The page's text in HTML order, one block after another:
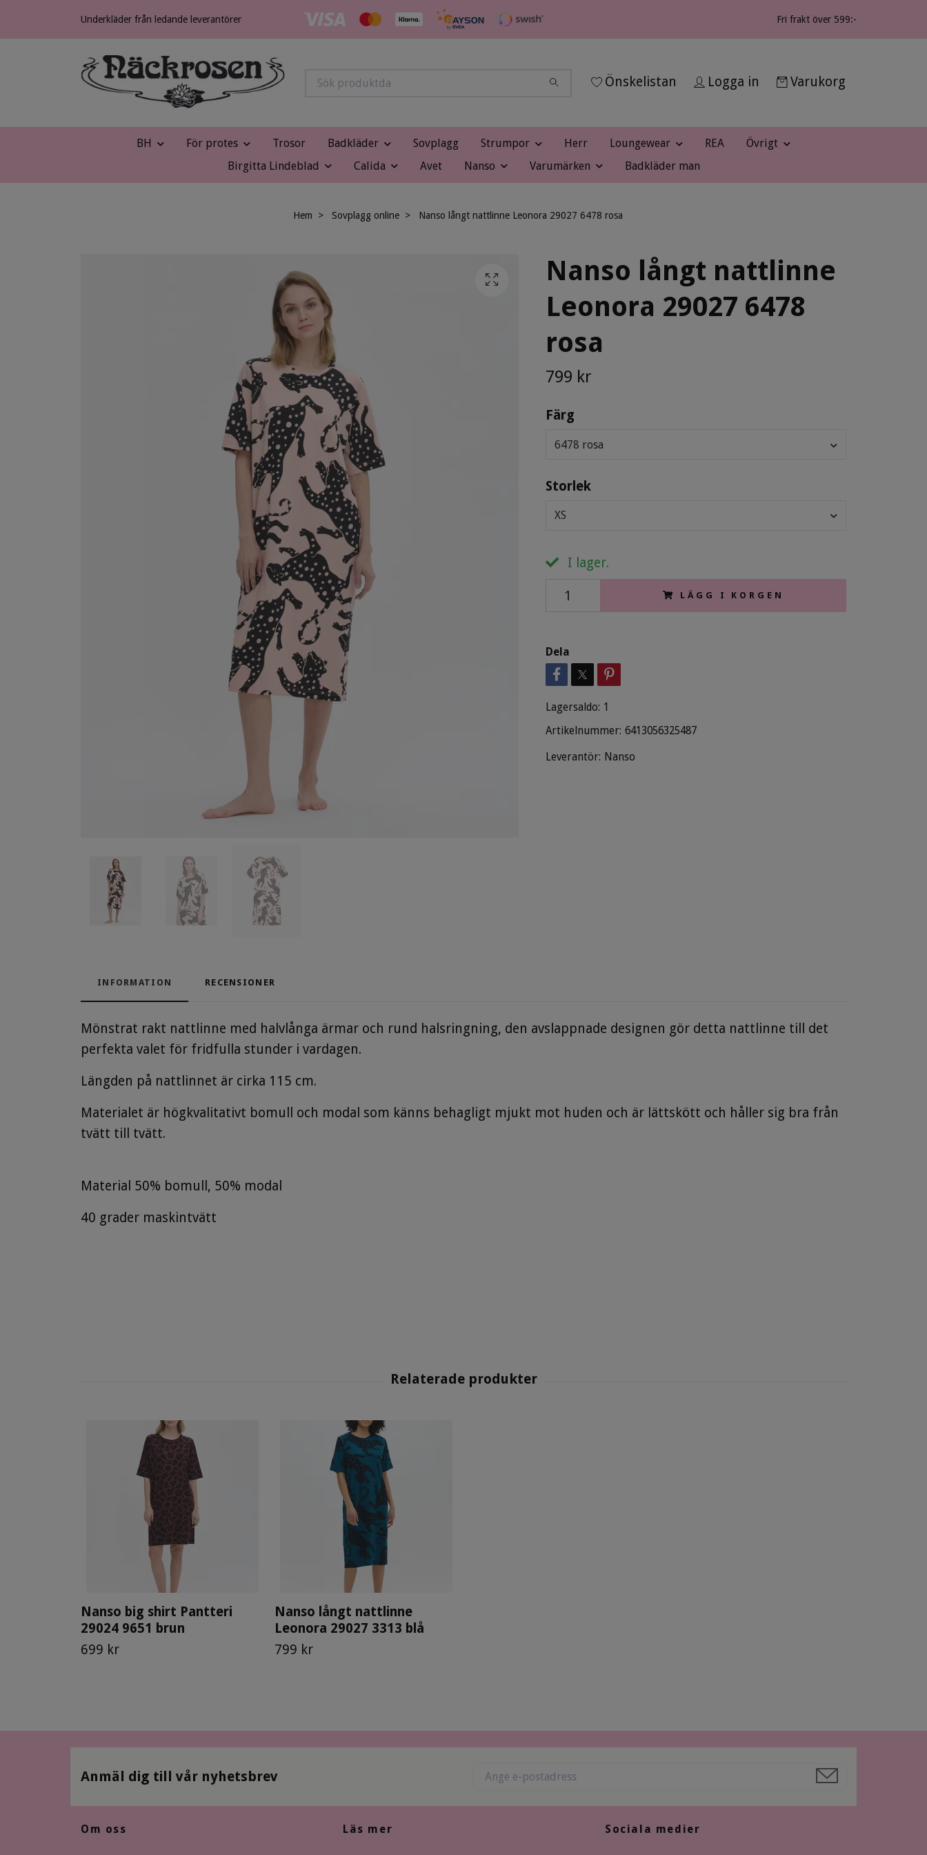
Underkläder från ledande leverantörer Fri frakt över 599:-
Önskelistan Logga in Varukorg
BH För protes Trosor Badkläder Sovplagg Strumpor Herr Loungewear REA
Övrigt
Birgitta Lindeblad
Calida Avet Nanso Varumärken Badkläder man
Hem Sovplagg online Nanso långt nattlinne Leonora 29027 6478 rosa
Nanso långt nattlinne
Leonora 29027 6478
rosa
799 kr
Färg
6478 rosa
Storlek
XS
I lager.
LÄGG I KORGEN
Dela
Lagersaldo: 1
Artikelnummer: 6413056325487
Leverantör: Nanso
INFORMATION RECENSIONER
Mönstrat rakt nattlinne med halvlånga ärmar och rund halsringning, den avslappnade designen gör detta nattlinne till det
perfekta valet för fridfulla stunder i vardagen.
Längden på nattlinnet är cirka 115 cm.
Materialet är högkvalitativt bomull och modal som känns behagligt mjukt mot huden och är lättskött och håller sig bra från
tvätt till tvätt.
Material 50% bomull, 50% modal
40 grader maskintvätt
Nanso big shirt Pantteri
29024 9651 brun
699 kr
Nanso långt nattlinne
Leonora 29027 3313 blå
799 kr
Anmäl dig till vår nyhetsbrev
Om oss Läs mer Sociala medier